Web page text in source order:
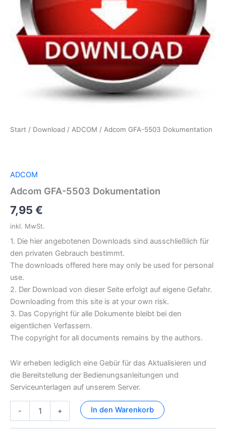
Start / Download / ADCOM / Adcom GFA-5503 Dokumentation
ADCOM
Adcom GFA-5503 Dokumentation
7,95 €
inkl. MwSt.
1. Die hier angebotenen Downloads sind ausschließlich für
den privaten Gebrauch bestimmt.
The downloads offered here may only be used for personal
use.
2. Der Download von dieser Seite erfolgt auf eigene Gefahr.
Downloading from this site is at your own risk.
3. Das Copyright für alle Dokumente bleibt bei den
eigentlichen Verfassern.
The copyright for all documents remains by the authors.
Wir erheben lediglich eine Gebür für das Aktualisieren und
die Bereitstellung der Bedienungsanleitungen und
Serviceunterlagen auf unserem Server.
- + In den Warenkorb